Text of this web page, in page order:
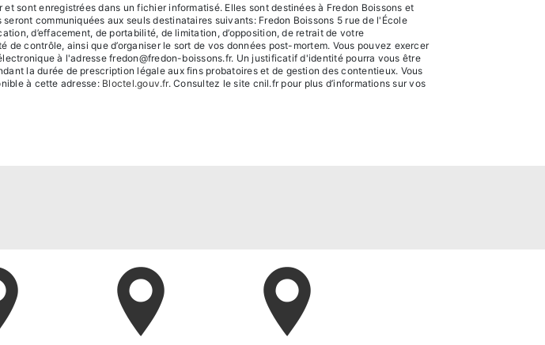
sont enregistrées dans un fichier informatisé. Elles sont destinées à Fredon Boissons et
communiquées aux seuls destinataires suivants: Fredon Boissons 5 rue de l'École
d’effacement, de portabilité, de limitation, d’opposition, de retrait de votre
contrôle, ainsi que d’organiser le sort de vos données post-mortem. Vous pouvez exercer
à l'adresse fredon@fredon-boissons.fr. Un justificatif d'identité pourra vous être
la durée de prescription légale aux fins probatoires et de gestion des contentieux. Vous
à cette adresse: Bloctel.gouv.fr. Consultez le site cnil.fr pour plus d’informations sur vos